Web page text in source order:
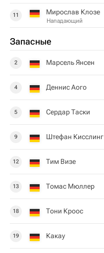
11 Мирослав Клозе
Нападающий
Запасные
2 Марсель Янсен
4 Деннис Аого
5 Сердар Таски
9 Штефан Кисслинг
12 Тим Визе
13 Томас Мюллер
18 Тони Кроос
19 Какау